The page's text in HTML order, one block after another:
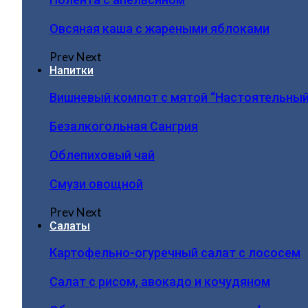
Овсяная каша с жареными яблоками
PrevNext
Напитки
Вишневый компот с мятой
Безалкогольная Сангрия
Облепиховый чай
Смузи овощной
PrevNext
Салаты
Картофельно-огуречный салат с лососем
Салат с рисом, авокадо и кочудяном